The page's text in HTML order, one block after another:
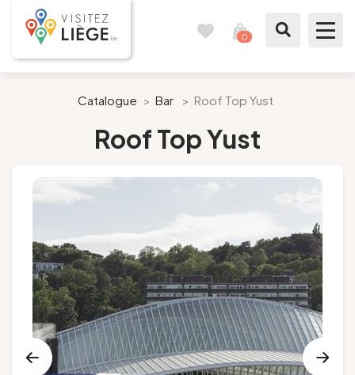
0
Bereid mijn verblijf voor
Pays de Liège
Agenda
Pers
Catalogue > Bar > Roof Top Yust
Roof Top Yust